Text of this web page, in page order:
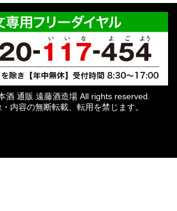
酒 通販 遠藤酒造場 All rights reserved.
内容の無断転載、転用を禁じます。